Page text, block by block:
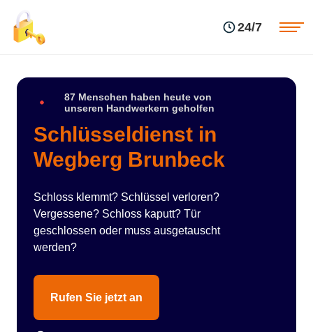
24/7
87 Menschen haben heute von
unseren Handwerkern geholfen
Schlüsseldienst in
Wegberg Brunbeck
Schloss klemmt? Schlüssel verloren?
Vergessene? Schloss kaputt? Tür
geschlossen oder muss ausgetauscht
werden?
Rufen Sie jetzt an